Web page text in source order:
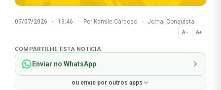
07/07/2026 · 13:46 · Por Kamile Cardoso · Jornal Conquista
A− A+
Normal
COMPARTILHE ESTA NOTÍCIA
Enviar no WhatsApp
ou envie por outros apps